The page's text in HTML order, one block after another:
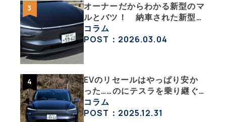
オーナーだからわかる新型のマ
ルとバツ！ 納車された新型を
旧型モデルＹと細部まで比べて
みた【テスラ沼にはまった大学
コラム
POST：2026.03.04
EVのリセールはやっぱり安か
った……のにテスラを乗り継ぐ
ってどういうこと？ 【テスラ
沼にはまった大学教授のEV生
コラム
POST：2025.12.31